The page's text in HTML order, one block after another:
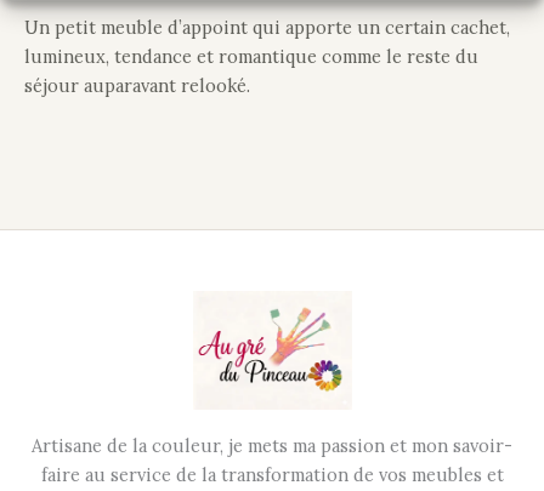
Un petit meuble d’appoint qui apporte un certain cachet,
lumineux, tendance et romantique comme le reste du
séjour auparavant relooké.
Artisane de la couleur, je mets ma passion et mon savoir-
faire au service de la transformation de vos meubles et